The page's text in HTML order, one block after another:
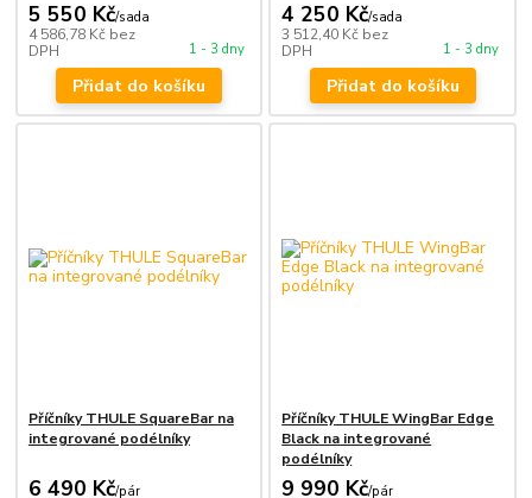
5 550 Kč/sada
4 586,78 Kč bez
DPH
1 - 3 dny
Přidat do košíku
4 250 Kč/sada
3 512,40 Kč bez
DPH
1 - 3 dny
Přidat do košíku
Příčníky THULE SquareBar na
integrované podélníky
6 490 Kč/pár
Příčníky THULE WingBar Edge
Black na integrované
podélníky
9 990 Kč/pár